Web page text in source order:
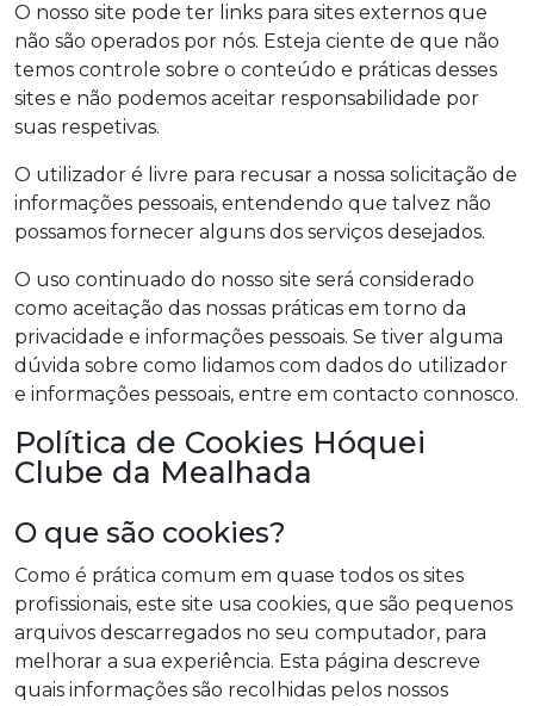
O nosso site pode ter links para sites externos que
não são operados por nós. Esteja ciente de que não
temos controle sobre o conteúdo e práticas desses
sites e não podemos aceitar responsabilidade por
suas respetivas.
O utilizador é livre para recusar a nossa solicitação de
informações pessoais, entendendo que talvez não
possamos fornecer alguns dos serviços desejados.
O uso continuado do nosso site será considerado
como aceitação das nossas práticas em torno da
privacidade e informações pessoais. Se tiver alguma
dúvida sobre como lidamos com dados do utilizador
e informações pessoais, entre em contacto connosco.
Política de Cookies Hóquei
Clube da Mealhada
O que são cookies?
Como é prática comum em quase todos os sites
profissionais, este site usa cookies, que são pequenos
arquivos descarregados no seu computador, para
melhorar a sua experiência. Esta página descreve
quais informações são recolhidas pelos nossos